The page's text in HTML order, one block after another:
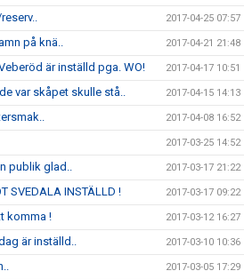
2017-04-25 07:57
på knä.. 2017-04-21 21:48
är inställd pga. WO! 2017-04-17 10:51
var skåpet skulle stå.. 2017-04-15 14:13
2017-04-08 16:52
2017-03-25 14:52
publik glad.. 2017-03-17 21:22
SVEDALA INSTÄLLD ! 2017-03-17 09:22
komma ! 2017-03-12 16:27
är inställd.. 2017-03-10 10:36
2017-03-05 17:29